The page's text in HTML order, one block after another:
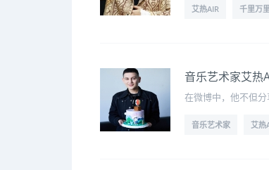
艾热AIR 千里万
音乐艺术家艾热
在微博中，他不但
音乐艺术家 艾热